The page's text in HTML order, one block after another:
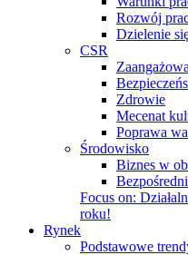
Rozwój
Dzielenie
CSR
Zdrowie
Mecenat
Poprawa
Środowisko
Biznes w
Focus on:
roku!
Rynek
Podstawowe